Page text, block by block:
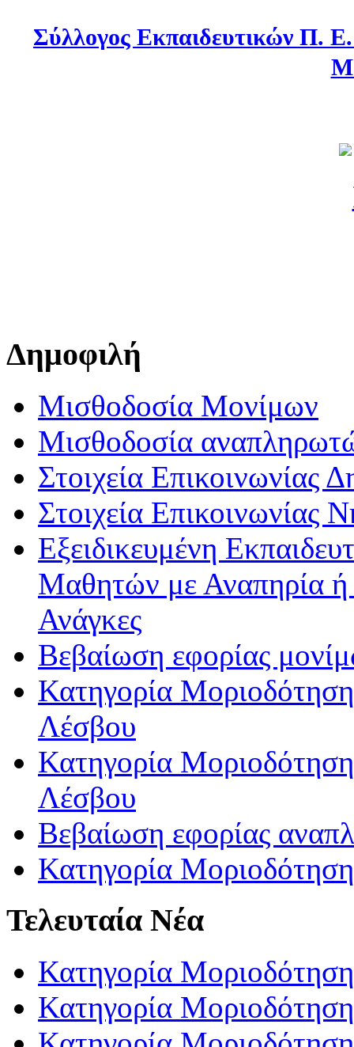
Σύλλογος Εκπαιδευτικών Π.
Δημοφιλή
Μισθοδοσία Μονίμων
Μισθοδοσία
Στοιχεία Επικοινωνίας
Στοιχεία Επικοινωνίας
Εξειδικευμένη
Μαθητών με Αναπηρία ή /
Ανάγκες
Βεβαίωση εφορίας
Κατηγορία
Λέσβου
Κατηγορία
Λέσβου
Βεβαίωση εφορίας
Κατηγορία
Τελευταία Νέα
Κατηγορία
Κατηγορία